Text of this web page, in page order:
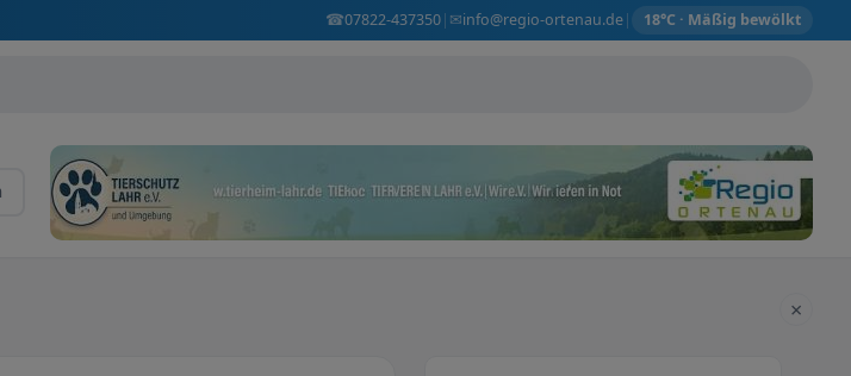
☎07822-437350| ✉info@regio-ortenau.de| 18°C · Mäßig bewölkt
×